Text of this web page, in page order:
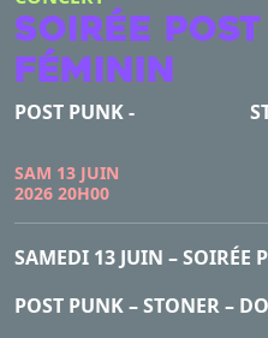
SOIRÉE
FÉMININ
POST PUNK -
SAM 13 JUIN
2026 20H00
SAMEDI 13 JUIN – SOIRÉE
POST PUNK – STONER –